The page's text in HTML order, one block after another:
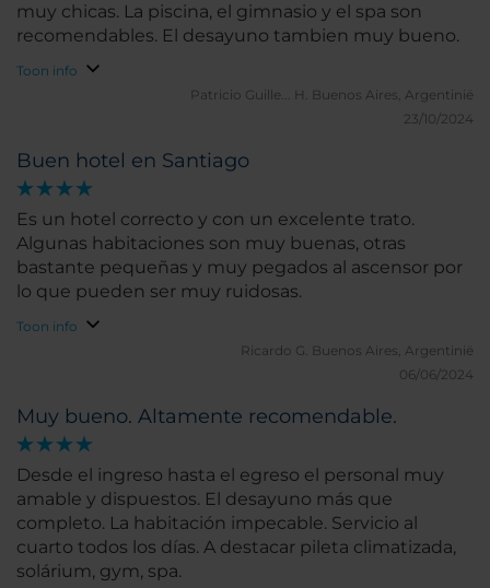
muy chicas. La piscina, el gimnasio y el spa son
recomendables. El desayuno tambien muy bueno.
Toon info
Patricio Guille... H. Buenos Aires, Argentinië
23/10/2024
Buen hotel en Santiago
Es un hotel correcto y con un excelente trato.
Algunas habitaciones son muy buenas, otras
bastante pequeñas y muy pegados al ascensor por
lo que pueden ser muy ruidosas.
Toon info
Ricardo G. Buenos Aires, Argentinië
06/06/2024
Muy bueno. Altamente recomendable.
Desde el ingreso hasta el egreso el personal muy
amable y dispuestos. El desayuno más que
completo. La habitación impecable. Servicio al
cuarto todos los días. A destacar pileta climatizada,
solárium, gym, spa.